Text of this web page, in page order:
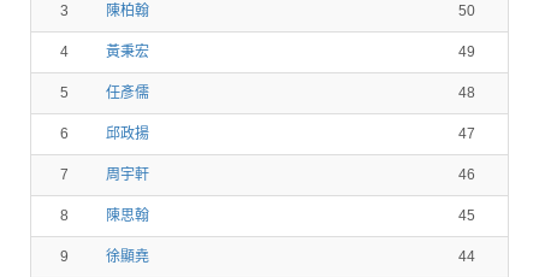
3 陳柏翰 50
4 黃秉宏 49
5 任彥儒 48
6 邱政揚 47
7 周宇軒 46
8 陳思翰 45
9 徐顯堯 44